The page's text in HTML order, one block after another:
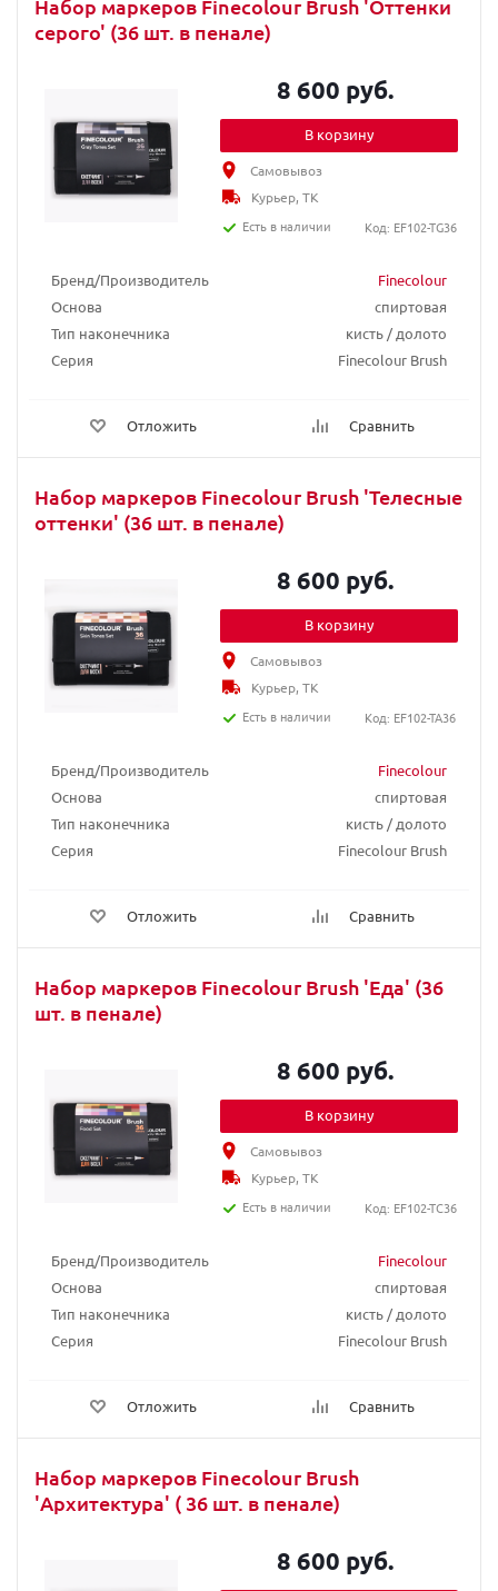
Набор маркеров Finecolour Brush 'Оттенки
серого' (36 шт. в пенале)
Бренд/Производитель
Finecolour
Основа
спиртовая
Тип наконечника
кисть / долото
Серия
Finecolour Brush
Отложить Сравнить
8 600 руб.
В корзину
Самовывоз
Курьер, ТК
Есть в наличии
Код: EF102-TG36
Набор маркеров Finecolour Brush 'Телесные
оттенки' (36 шт. в пенале)
Бренд/Производитель
Finecolour
Основа
спиртовая
Тип наконечника
кисть / долото
Серия
Finecolour Brush
Отложить Сравнить
8 600 руб.
В корзину
Самовывоз
Курьер, ТК
Есть в наличии
Код: EF102-TA36
Набор маркеров Finecolour Brush 'Еда' (36
шт. в пенале)
Бренд/Производитель
Finecolour
Основа
спиртовая
Тип наконечника
кисть / долото
Серия
Finecolour Brush
Отложить Сравнить
8 600 руб.
В корзину
Самовывоз
Курьер, ТК
Есть в наличии
Код: EF102-TС36
Набор маркеров Finecolour Brush
'Архитектура' ( 36 шт. в пенале)
8 600 руб.